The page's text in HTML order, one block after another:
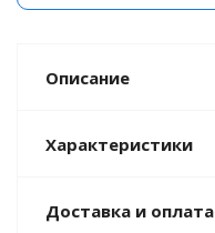
Описание
Характеристики
Доставка и оплата